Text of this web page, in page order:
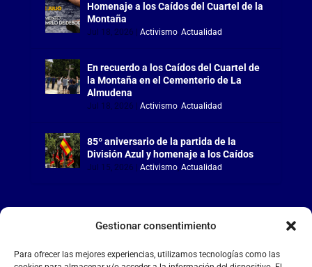
Gestionar consentimiento
Para ofrecer las mejores experiencias, utilizamos tecnologías como las
Homenaje a los Caídos del Cuartel de la
Montaña
Jul 18, 2026 Activismo, Actualidad
En recuerdo a los Caídos del Cuartel de
la Montaña en el Cementerio de La
Almudena
Jul 18, 2026 Activismo, Actualidad
85º aniversario de la partida de la
División Azul y homenaje a los Caídos
Jul 15, 2026 Activismo, Actualidad
LA FALANGE